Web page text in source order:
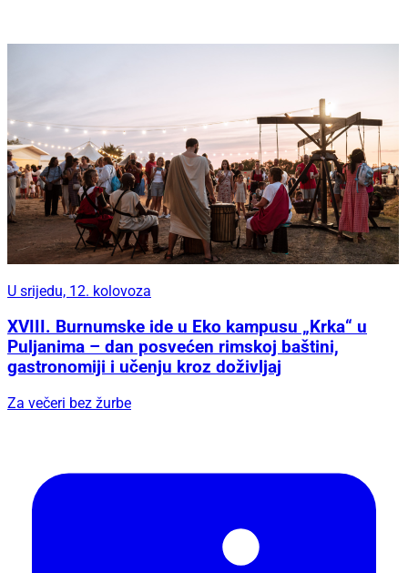
U srijedu, 12. kolovoza
XVIII. Burnumske ide u Eko kampusu „Krka“ u
Puljanima – dan posvećen rimskoj baštini,
gastronomiji i učenju kroz doživljaj
Za večeri bez žurbe